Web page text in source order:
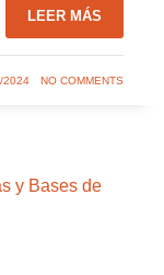
LEER MÁS
2024 NO COMMENTS
y Bases de